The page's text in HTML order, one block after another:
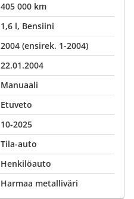
405 000 km
1,6 l, Bensiini
2004 (ensirek. 1-2004)
22.01.2004
Manuaali
Etuveto
10-2025
Tila-auto
Henkilöauto
Harmaa metalliväri